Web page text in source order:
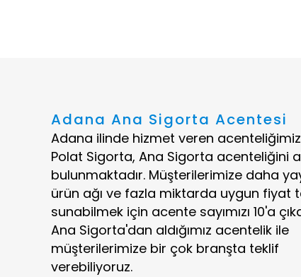
Adana Ana Sigorta Acentesi
Adana ilinde hizmet veren acenteliğimiz
Polat Sigorta, Ana Sigorta acenteliğini
bulunmaktadır. Müşterilerimize daha
ürün ağı ve fazla miktarda uygun fiyat
sunabilmek için acente sayımızı 10'a
Ana Sigorta'dan aldığımız acentelik ile
müşterilerimize bir çok branşta teklif
verebiliyoruz.